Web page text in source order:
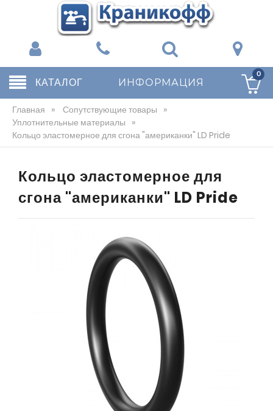
КАТАЛОГ ИНФОРМАЦИЯ
0
Главная » Сопутствующие товары »
Уплотнительные материалы »
Кольцо эластомерное для сгона "американки" LD Pride
Кольцо эластомерное для
сгона "американки" LD Pride